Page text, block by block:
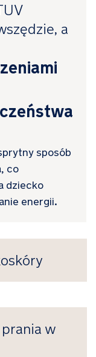
a
sposób
co
dziecko
energii.
w